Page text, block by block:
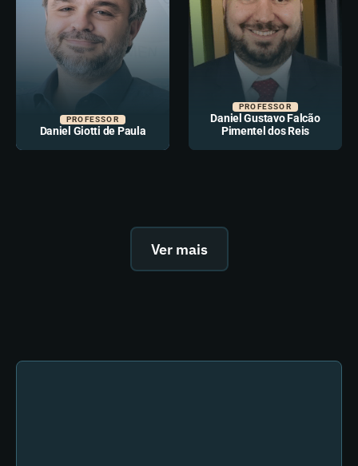
PROFESSOR
Daniel Giotti de Paula
PROFESSOR
Daniel Gustavo Falcão
Pimentel dos Reis
Ver mais